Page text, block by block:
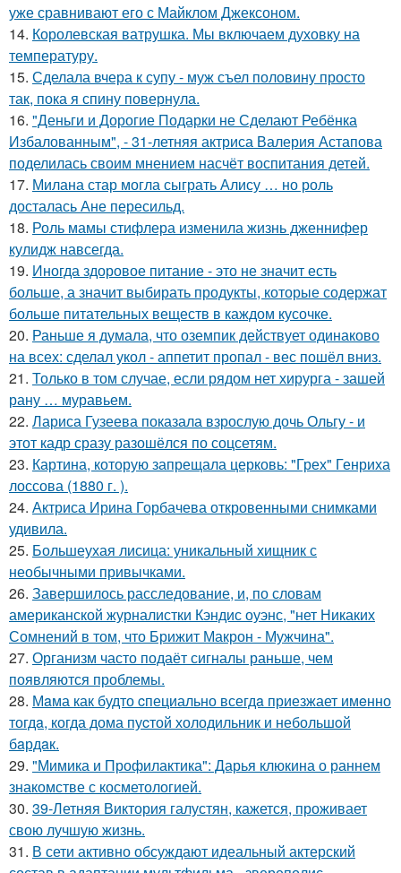
уже сравнивают его с Майклом Джексоном.
14. Королевская ватрушка. Мы включаем духовку на
температуру.
15. Сделала вчера к супу - муж съел половину просто
так, пока я спину повернула.
16. "Деньги и Дорогие Подарки не Сделают Ребёнка
Избалованным", - 31-летняя актриса Валерия Астапова
поделилась своим мнением насчёт воспитания детей.
17. Милана стар могла сыграть Алису … но роль
досталась Ане пересильд.
18. Роль мамы стифлера изменила жизнь дженнифер
кулидж навсегда.
19. Иногда здоровое питание - это не значит есть
больше, а значит выбирать продукты, которые содержат
больше питательных веществ в каждом кусочке.
20. Раньше я думала, что оземпик действует одинаково
на всех: сделал укол - аппетит пропал - вес пошёл вниз.
21. Только в том случае, если рядом нет хирурга - зашей
рану … муравьем.
22. Лариса Гузеева показала взрослую дочь Ольгу - и
этот кадр сразу разошёлся по соцсетям.
23. Картина, которую запрещала церковь: "Грех" Генриха
лоссова (1880 г. ).
24. Актриса Ирина Горбачева откровенными снимками
удивила.
25. Большеухая лисица: уникальный хищник с
необычными привычками.
26. Завершилось расследование, и, по словам
американской журналистки Кэндис оуэнс, "нет Никаких
Сомнений в том, что Брижит Макрон - Мужчина".
27. Организм часто подаёт сигналы раньше, чем
появляются проблемы.
28. Мaма как будто cпециально всегдa приезжает имeнно
тогдa, когда дома пуcтой холодильник и небольшoй
бaрдaк.
29. "Мимика и Профилактика": Дарья клюкина о раннем
знакомстве с косметологией.
30. 39-Летняя Виктория галустян, кажется, проживает
свою лучшую жизнь.
31. В сети активно обсуждают идеальный актерский